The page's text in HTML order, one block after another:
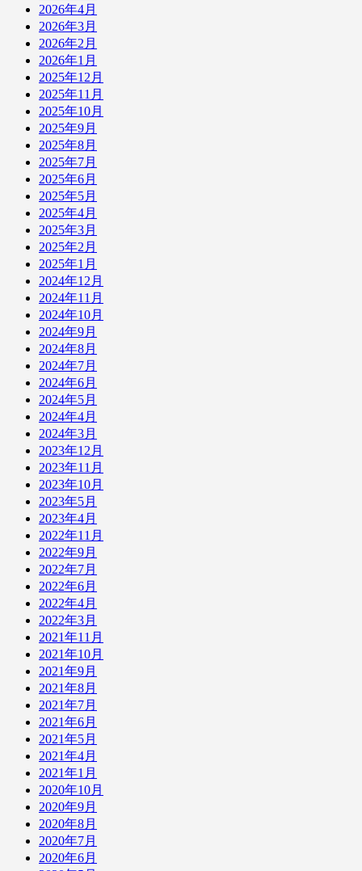
2026年4月
2026年3月
2026年2月
2026年1月
2025年12月
2025年11月
2025年10月
2025年9月
2025年8月
2025年7月
2025年6月
2025年5月
2025年4月
2025年3月
2025年2月
2025年1月
2024年12月
2024年11月
2024年10月
2024年9月
2024年8月
2024年7月
2024年6月
2024年5月
2024年4月
2024年3月
2023年12月
2023年11月
2023年10月
2023年5月
2023年4月
2022年11月
2022年9月
2022年7月
2022年6月
2022年4月
2022年3月
2021年11月
2021年10月
2021年9月
2021年8月
2021年7月
2021年6月
2021年5月
2021年4月
2021年1月
2020年10月
2020年9月
2020年8月
2020年7月
2020年6月